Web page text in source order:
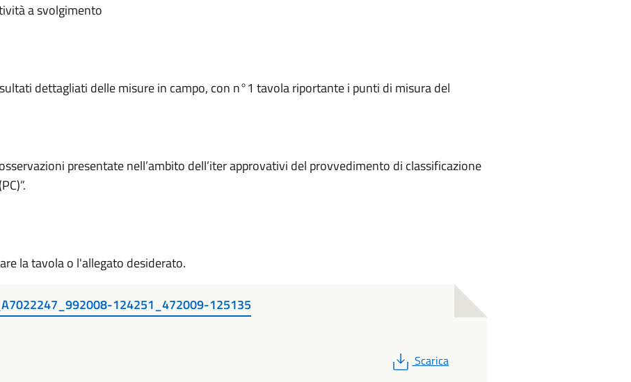
a svolgimento
dettagliati delle misure in campo, con n°1 tavola riportante i punti di misura del
presentate nell’ambito dell’iter approvativi del provvedimento di classificazione
la tavola o l'allegato desiderato.
124251_472009-125135
PDF
Scarica